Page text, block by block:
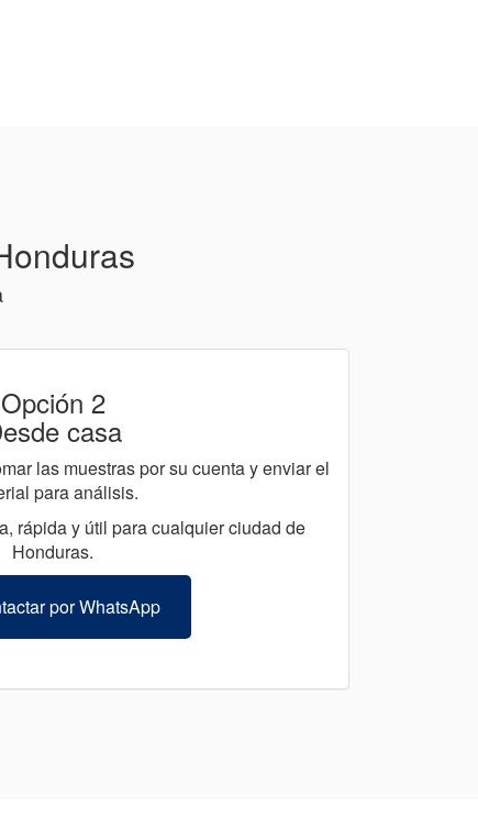
Opción 2
casa
las muestras por su cuenta y enviar el
para análisis.
rápida y útil para cualquier ciudad de
Honduras.
por WhatsApp